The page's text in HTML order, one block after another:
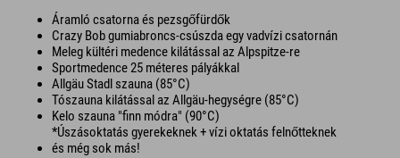
Áramló csatorna és pezsgőfürdők
Crazy Bob gumiabroncs-csúszda egy vadvízi csatornán
Meleg kültéri medence kilátással az Alpspitze-re
Sportmedence 25 méteres pályákkal
Allgäu Stadl szauna (85°C)
Tószauna kilátással az Allgäu-hegységre (85°C)
Kelo szauna "finn módra" (90°C)
*Úszásoktatás gyerekeknek + vízi oktatás felnőtteknek
és még sok más!